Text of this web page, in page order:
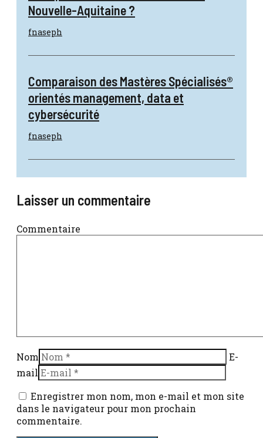
Nouvelle-Aquitaine ?
fnaseph
Comparaison des Mastères Spécialisés®
orientés management, data et
cybersécurité
fnaseph
Laisser un commentaire
Commentaire
Nom
E-
mail
Enregistrer mon nom, mon e-mail et mon site
dans le navigateur pour mon prochain
commentaire.